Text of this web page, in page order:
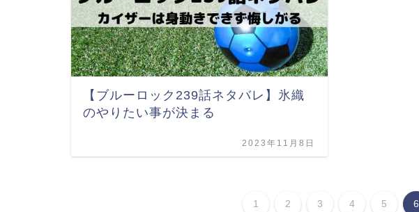
【ブルーロック239話ネタバレ】氷織
のやりたい事が決まる
2023年11月8日
1 2 3 4 5 6